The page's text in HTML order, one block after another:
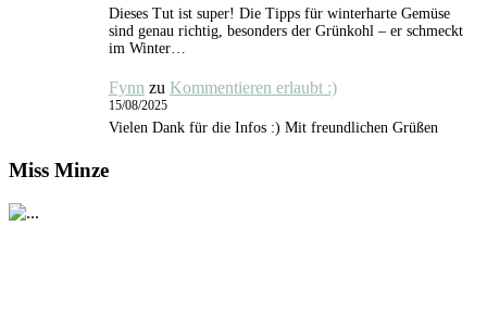
Dieses Tut ist super! Die Tipps für winterharte Gemüse
sind genau richtig, besonders der Grünkohl – er schmeckt
im Winter…
Fynn zu Kommentieren erlaubt :)
15/08/2025
Vielen Dank für die Infos :) Mit freundlichen Grüßen
Miss Minze